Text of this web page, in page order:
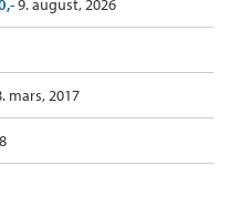
9. august, 2026
mars, 2017